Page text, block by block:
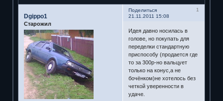
Поделиться
1
21.11.2011 15:08
Dgippo1
Старожил
Идея давно носилась в
голове, но покупать для
переделки стандартную
приспособу (продается где
то за 300р-но вальцует
только на конус,а не
бочёнком)не хотелось без
четкой уверенности в
удаче.